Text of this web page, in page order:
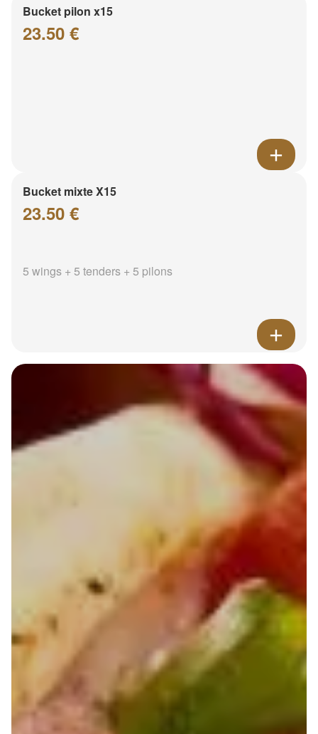
Bucket pilon x15
23.50 €
Bucket mixte X15
23.50 €
5 wings + 5 tenders + 5 pilons